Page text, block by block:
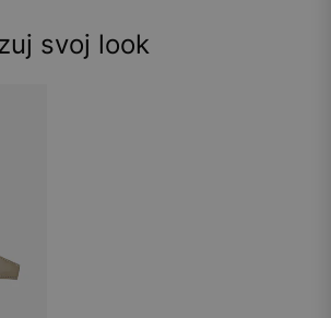
svoj look